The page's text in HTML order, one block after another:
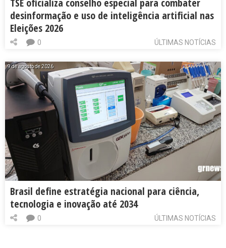
TSE oficializa conselho especial para combater
desinformação e uso de inteligência artificial nas
Eleições 2026
ÚLTIMAS NOTÍCIAS
0
9 de agosto de 2026
Brasil define estratégia nacional para ciência,
tecnologia e inovação até 2034
ÚLTIMAS NOTÍCIAS
0